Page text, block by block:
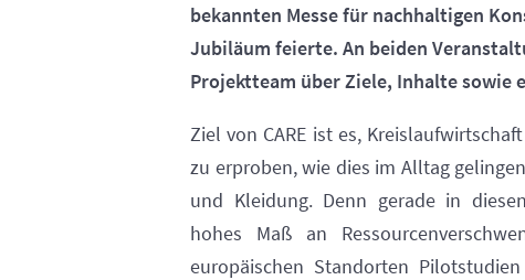
bekannten Messe für nachhaltigen
Jubiläum feierte. An beiden
Projektteam über Ziele, Inhalte sowie
Ziel von CARE ist es,
zu erproben, wie dies im Alltag
und Kleidung. Denn gerade in
hohes Maß an
europäischen Standorten